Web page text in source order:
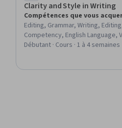
Clarity and Style in Writing
Compétences que vous
Editing, Grammar, Writing,
Competency, English Language,
Débutant · Cours · 1 à 4 semaines